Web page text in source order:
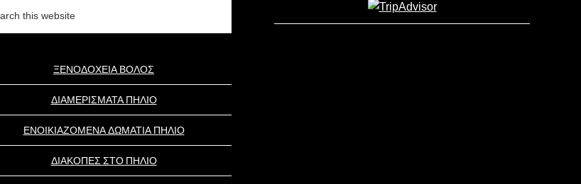
ΞΕΝΟΔΟΧΕΙΑ ΒΟΛΟΣ
ΔΙΑΜΕΡΙΣΜΑΤΑ ΠΗΛΙΟ
ΕΝΟΙΚΙΑΖΟΜΕΝΑ ΔΩΜΑΤΙΑ ΠΗΛΙΟ
ΔΙΑΚΟΠΕΣ ΣΤΟ ΠΗΛΙΟ